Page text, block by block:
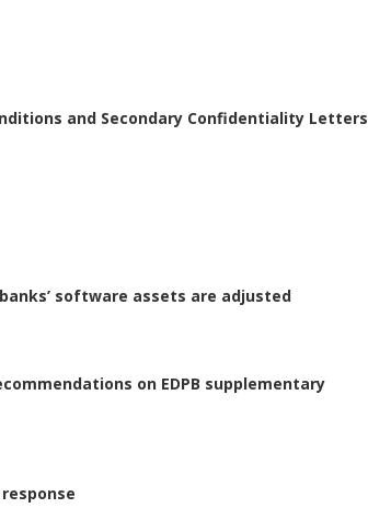
and Secondary Confidentiality Letters
software assets are adjusted
on EDPB supplementary